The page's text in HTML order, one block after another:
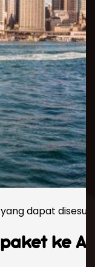
dapat
ke